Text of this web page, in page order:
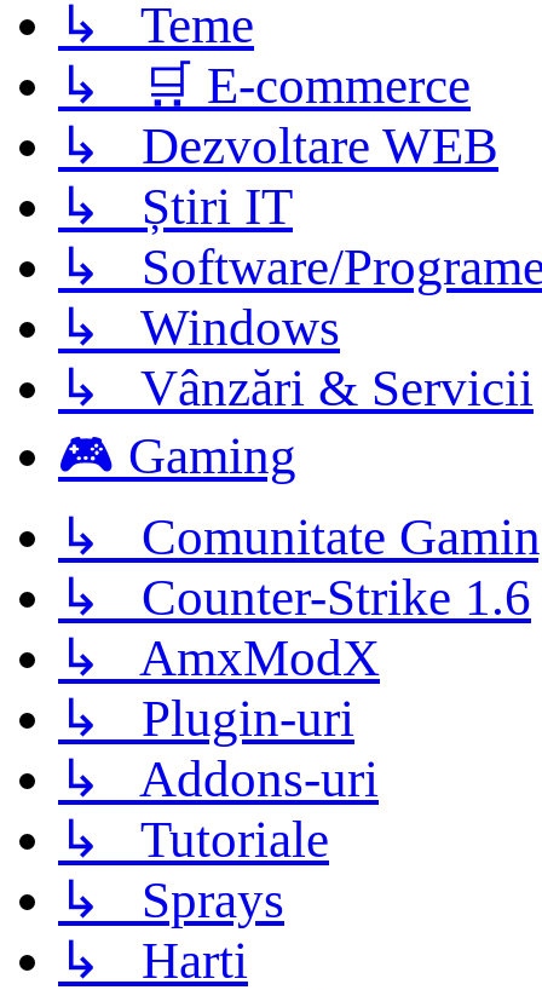
↳ Teme
↳ 🛒 E-commerce
↳ Dezvoltare WEB
↳ Știri IT
↳ Software/
↳ Windows
↳ Vânzări & Servicii
🎮 Gaming
↳ Comunitate
↳ Counter-Strike 1.6
↳ AmxModX
↳ Plugin-uri
↳ Addons-uri
↳ Tutoriale
↳ Sprays
↳ Harti